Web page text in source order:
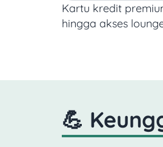
Kartu kredit
hingga akses
💪